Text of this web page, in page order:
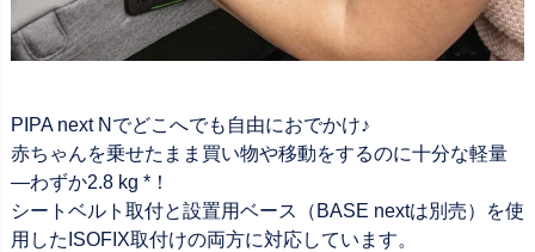
PIPA next Nでどこへでも自由におでかけ♪
赤ちゃんを乗せたまま買い物や移動をするのに十分な軽量
—わずか2.8 kg *！
シートベルト取付と設置用ベース（BASE nextは別売）を使
用したISOFIX取付けの両方に対応しています。